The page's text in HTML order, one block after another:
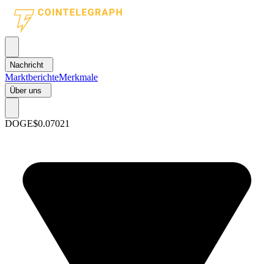
Nachricht
MarktberichteMerkmale
Über uns
DOGE$0.07021